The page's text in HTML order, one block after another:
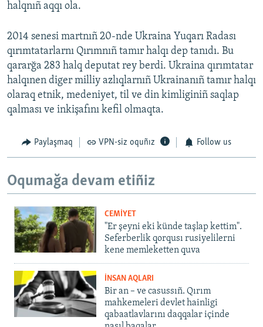
halqnıñ aqqı ola.
2014 senesi martnıñ 20-nde Ukraina Yuqarı Radası
qırımtatarlarnı Qırımnıñ tamır halqı dep tanıdı. Bu
qararğa 283 halq deputat rey berdi. Ukraina qırımtatar
halqınen diger milliy azlıqlarnıñ Ukrainanıñ tamır halqı
olaraq etnik, medeniyet, til ve din kimliginiñ saqlap
qalması ve inkişafını kefil olmaqta.
Paylaşmaq VPN-siz oquñız Follow us
Oqumağa devam etiñiz
CEMİYET
"Er şeyni eki künde taşlap kettim".
Seferberlik qorqusı rusiyelilerni
kene memleketten quva
İNSAN AQLARI
Bir an – ve casussıñ. Qırım
mahkemeleri devlet hainligi
qabaatlavlarını daqqalar içinde